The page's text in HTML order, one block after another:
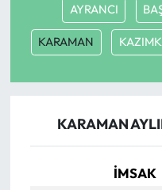
AYRANCI
KARAMAN
KARAMAN
İMSAK